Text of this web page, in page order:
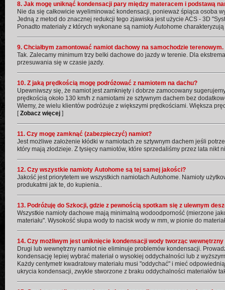
8. Jak mogę uniknąć kondensacji pary między materacem i podstawą
Nie da się całkowicie wyeliminować kondensacji, ponieważ śpiąca osoba
Jedną z metod do znacznej redukcji tego zjawiska jest użycie ACS - 3D
Ponadto materiały z których wykonane są namioty Autohome
9. Chciałbym zamontować namiot dachowy na samochodzie
Tak. Zalecamy minimum trzy belki dachowe do jazdy w terenie. Dla
przesuwania się w czasie jazdy.
10. Z jaką prędkością mogę podróżować z namiotem na dachu?
Upewniwszy się, że namiot jest zamknięty i dobrze zamocowany
prędkością około 130 km/h z namiotami ze sztywnym dachem bez
Wiemy, że wielu klientów podróżuje z większymi prędkościami. Większa
[Zobacz więcej ]
11. Czy mogę zamknąć (zabezpieczyć) namiot?
Jest możliwe założenie kłódki w namiotach ze sztywnym dachem jeśli
który mają złodzieje. Z tysięcy namiotów, które sprzedaliśmy przez lata nikt
12. Czy wszystkie namioty Autohome są tej samej jakości?
Jakość jest priorytetem we wszystkich namiotach Autohome. Namioty
produkatmi jak te, do kupienia..
13. Podróżuję do Szkocji, gdzie z pewnością spotkam się z ulewnym
Wszystkie namioty dachowe mają minimalną wodoodporność (mierzone
materiału". Wysokość słupa wody to nacisk wody w mm, w pionie do
14. Czy możliwym jest uniknięcie kondensacji wody tworząc
Drugi lub wewnętrzny namiot nie eliminuje problemów kondensacji.
kondensację lepiej wybrać materiał o wysokiej oddychalności lub z
Każdy centymetr kwadratowy materiału musi "oddychać" i mieć
ukrycia kondensacji, zwykle stworzone z braku oddychalności materiałów